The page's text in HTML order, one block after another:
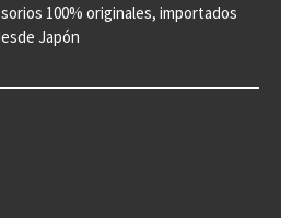
100% originales, importados
Japón